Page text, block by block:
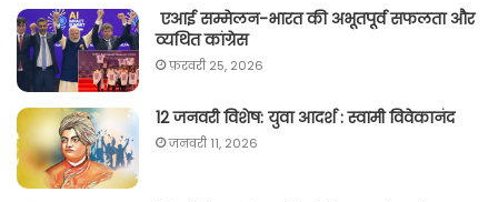
एआई सम्मेलन-भारत की अभूतपूर्व सफलता और
व्यथित कांग्रेस
फ़रवरी 25, 2026
12 जनवरी विशेष: युवा आदर्श : स्वामी विवेकानंद
जनवरी 11, 2026